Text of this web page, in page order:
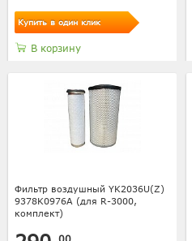
Купить в один клик
В корзину
Фильтр воздушный YK2036U(Z)
9378K0976A (для R-3000,
комплект)
00